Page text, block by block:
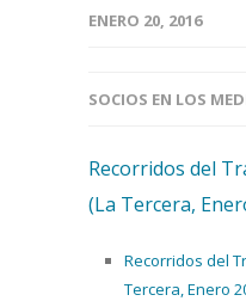
ENERO 20, 2016
SOCIOS EN LOS
Recorridos del
(La Tercera,
Recorridos del
Tercera, Enero